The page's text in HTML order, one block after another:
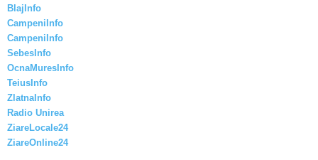
BlajInfo
CampeniInfo
CampeniInfo
SebesInfo
OcnaMuresInfo
TeiusInfo
ZlatnaInfo
Radio Unirea
ZiareLocale24
ZiareOnline24